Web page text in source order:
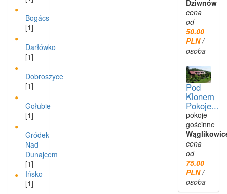
Bogács
[1]
Darłówko
[1]
Dobroszyce
[1]
Gołubie
[1]
Gródek
Nad
Dunajcem
[1]
Ińsko
[1]
Dziwnów
cena
od
50.00
PLN/
osoba
Pod
Klonem
Pokoje...
pokoje
gościnne
cena
od
75.00
PLN/
osoba